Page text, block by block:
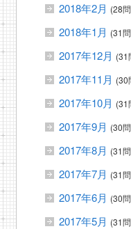
2018年2月 (28問
2018年1月 (31問
2017年12月 (31
2017年11月 (30
2017年10月 (31
2017年9月 (30問
2017年8月 (31問
2017年7月 (31問
2017年6月 (30問
2017年5月 (31問